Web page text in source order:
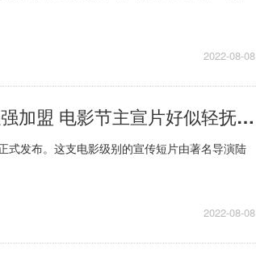
2022-08-08
李雪健等四位优秀演员强强加盟 电影节主宣片好似轻抚着已呼吸百年的树桩年轮
式发布。这支电影级别的宣传短片由著名导演陆
2022-08-08